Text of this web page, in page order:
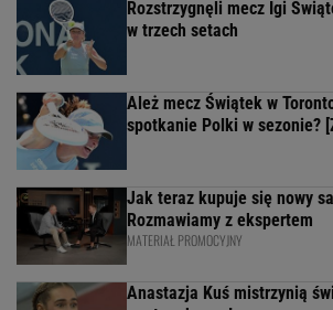
Rozstrzygnęli mecz Igi
w trzech setach
Ależ mecz Świątek w
spotkanie Polki w sezonie?
Jak teraz kupuje się nowy
Rozmawiamy z ekspertem
MATERIAŁ PROMOCYJNY
Anastazja Kuś mistrzynią